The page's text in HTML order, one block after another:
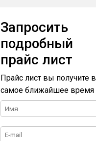
Запросить
подробный
прайс лист
Прайс лист вы получите в
самое ближайшее время